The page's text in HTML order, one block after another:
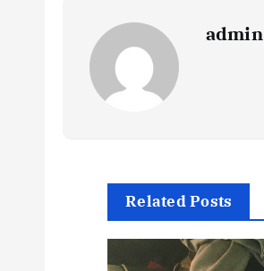
admin
Related Posts